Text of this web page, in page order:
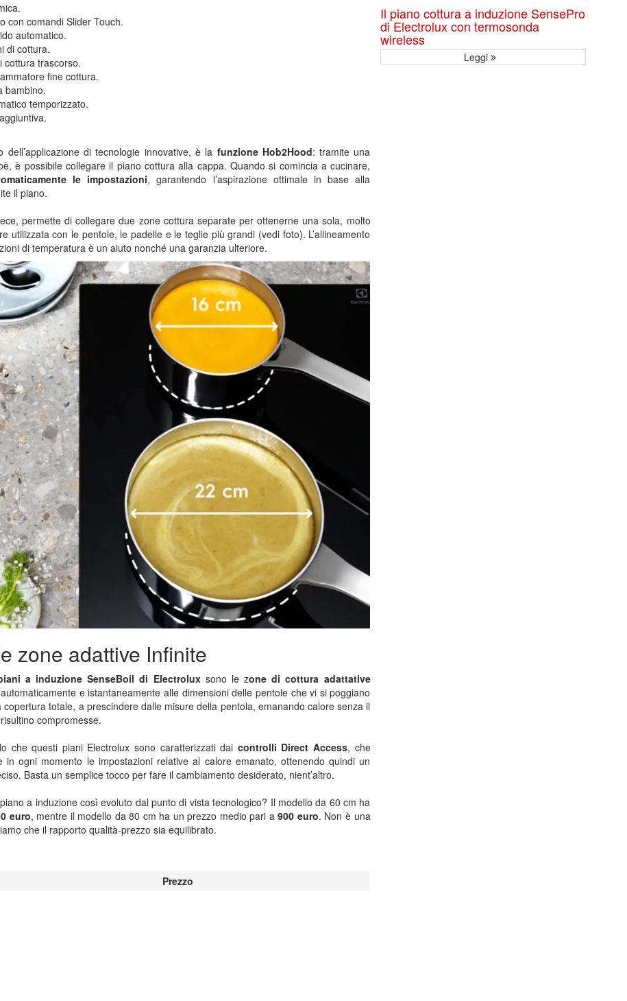
con comandi Slider Touch.
automatico.
di cottura.
cottura trascorso.
fine cottura.
bambino.
temporizzato.
dell’applicazione di tecnologie innovative, è la funzione Hob2Hood: tramite una
è possibile collegare il piano cottura alla cappa. Quando si comincia a cucinare,
le impostazioni, garantendo l’aspirazione ottimale in base alla
il piano.
permette di collegare due zone cottura separate per ottenerne una sola, molto
utilizzata con le pentole, le padelle e le teglie più grandi (vedi foto). L’allineamento
di temperatura è un aiuto nonché una garanzia ulteriore.
zone adattive Infinite
a induzione SenseBoil di Electroluxsono le zone di cottura adattative
e istantaneamente alle dimensioni delle pentole che vi si poggiano
totale, a prescindere dalle misure della pentola, emanando calore senza il
compromesse.
che questi piani Electrolux sono caratterizzati dai controlli Direct Access, che
in ogni momento le impostazioni relative al calore emanato, ottenendo quindi un
Basta un semplice tocco per fare il cambiamento desiderato, nient’altro.
a induzione così evoluto dal punto di vista tecnologico? Il modello da 60 cm ha
euro, mentre il modello da 80 cm ha un prezzo medio pari a900 euro. Non è una
che il rapporto qualità-prezzo sia equilibrato.
Prezzo
Il piano cottura a induzione SensePro
di Electrolux con termosonda
wireless
Leggi